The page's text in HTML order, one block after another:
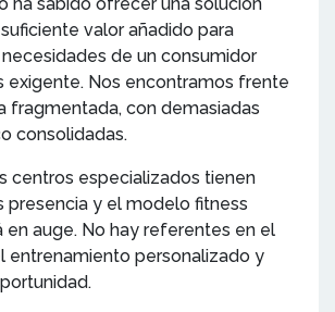
valor añadido para
de un consumidor
exigente. Nos encontramos frente
fragmentada, con demasiadas
consolidadas.
centros especializados tienen
presencia y el modelo fitness
en auge. No hay referentes en el
entrenamiento personalizado y